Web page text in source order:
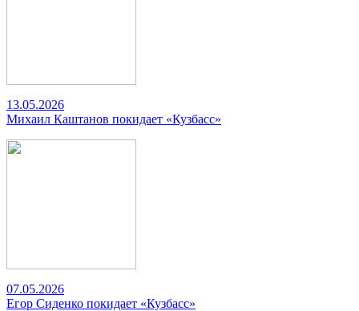
13.05.2026
Михаил Каштанов покидает «Кузбасс»
07.05.2026
Егор Сиденко покидает «Кузбасс»